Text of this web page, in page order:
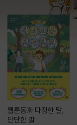
웹툰동화 다정한 말,
단단한 말